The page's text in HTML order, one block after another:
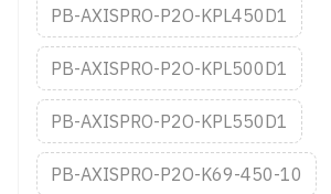
PB-AXISPRO-P2O-KPL450D1
PB-AXISPRO-P2O-KPL500D1
PB-AXISPRO-P2O-KPL550D1
PB-AXISPRO-P2O-K69-450-10